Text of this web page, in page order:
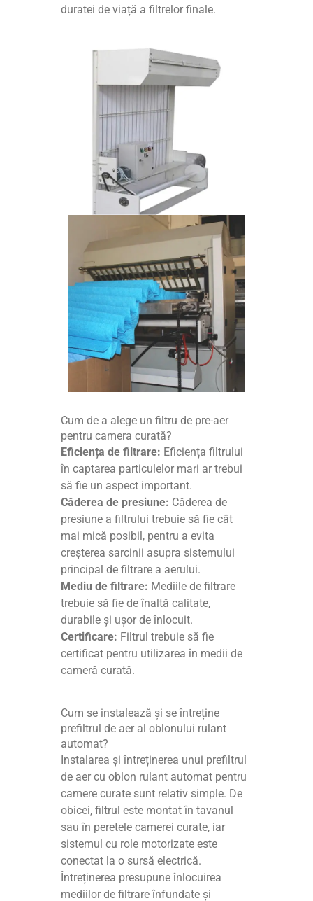
duratei de viață a filtrelor finale.
Cum de a alege un filtru de pre-aer
pentru camera curată?
Eficiența de filtrare: Eficiența filtrului
în captarea particulelor mari ar trebui
să fie un aspect important.
Căderea de presiune: Căderea de
presiune a filtrului trebuie să fie cât
mai mică posibil, pentru a evita
creșterea sarcinii asupra sistemului
principal de filtrare a aerului.
Mediu de filtrare: Mediile de filtrare
trebuie să fie de înaltă calitate,
durabile și ușor de înlocuit.
Certificare: Filtrul trebuie să fie
certificat pentru utilizarea în medii de
cameră curată.
Cum se instalează și se întreține
prefiltrul de aer al oblonului rulant
automat?
Instalarea și întreținerea unui prefiltrul
de aer cu oblon rulant automat pentru
camere curate sunt relativ simple. De
obicei, filtrul este montat în tavanul
sau în peretele camerei curate, iar
sistemul cu role motorizate este
conectat la o sursă electrică.
Întreținerea presupune înlocuirea
mediilor de filtrare înfundate și